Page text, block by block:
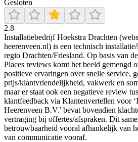
Gesloten
2.8
Installatiebedrijf Hoekstra Drachten
heerenveen.nl) is een technisch
regio Drachten/Friesland. Op basis van
Places reviews komt het beeld gemengd
positieve ervaringen over snelle service,
prijs/klantvriendelijkheid, vakwerk en
maar er staat ook een negatieve review
klantfeedback via Klantenvertellen voor
Heerenveen B.V.’ bevat bovendien
vertraging bij offertes/afspraken. Dit
betrouwbaarheid vooral afhankelijk van
van communicatie vooraf.